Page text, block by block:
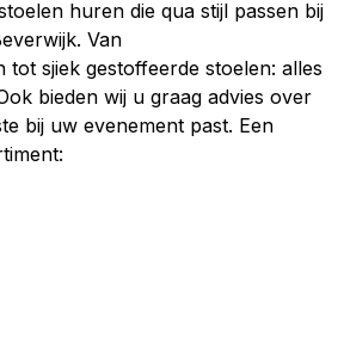
huren die qua stijl passen bij
Van
tot sjiek gestoffeerde stoelen: alles
bieden wij u graag advies over
bij uw evenement past. Een